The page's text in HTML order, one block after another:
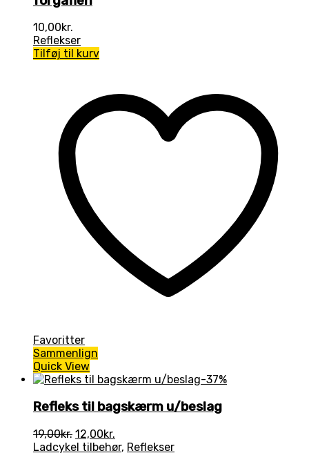
10,00kr.
Reflekser
Tilføj til kurv
Favoritter
Sammenlign
Quick View
-37%
Refleks til bagskærm u/beslag
19,00kr. Den
oprindelige
12,00kr.
aktuelle
Ladcykel tilbehør, Reflekser